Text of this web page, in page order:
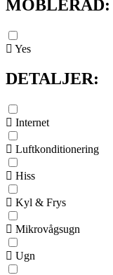
MÖBLERAD:
Yes
DETALJER:
Internet
Luftkonditionering
Hiss
Kyl & Frys
Mikrovågsugn
Ugn